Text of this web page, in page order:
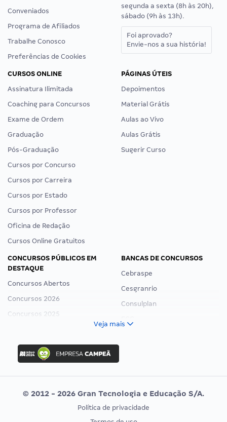
Conveniados
Programa de Afiliados
Trabalhe Conosco
Preferências de Cookies
segunda a sexta (8h às 20h),
sábado (9h às 13h).
Foi aprovado?
Envie-nos a sua história!
CURSOS ONLINE
Assinatura Ilimitada
Coaching para Concursos
Exame de Ordem
Graduação
Pós-Graduação
Cursos por Concurso
Cursos por Carreira
Cursos por Estado
Cursos por Professor
Oficina de Redação
Cursos Online Gratuitos
PÁGINAS ÚTEIS
Depoimentos
Material Grátis
Aulas ao Vivo
Aulas Grátis
Sugerir Curso
CONCURSOS PÚBLICOS EM
DESTAQUE
Concursos Abertos
Concursos 2026
Concursos 2025
Concurso Ibama
Concurso MPU
Editais publicados
BANCAS DE CONCURSOS
Cebraspe
Cesgranrio
Consulplan
Vunesp
CONCURSOS POR PROFISSÃO EXAME DE ORDEM
Veja mais
© 2012 - 2026 Gran Tecnologia e Educação S/A.
Política de privacidade